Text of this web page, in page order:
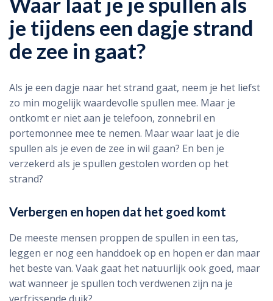
je tijdens een dagje strand
de zee in gaat?
Als je een dagje naar het strand gaat, neem je het liefst
zo min mogelijk waardevolle spullen mee. Maar je
ontkomt er niet aan je telefoon, zonnebril en
portemonnee mee te nemen. Maar waar laat je die
spullen als je even de zee in wil gaan? En ben je
verzekerd als je spullen gestolen worden op het
strand?
Verbergen en hopen dat het goed komt
De meeste mensen proppen de spullen in een tas,
leggen er nog een handdoek op en hopen er dan maar
het beste van. Vaak gaat het natuurlijk ook goed, maar
wat wanneer je spullen toch verdwenen zijn na je